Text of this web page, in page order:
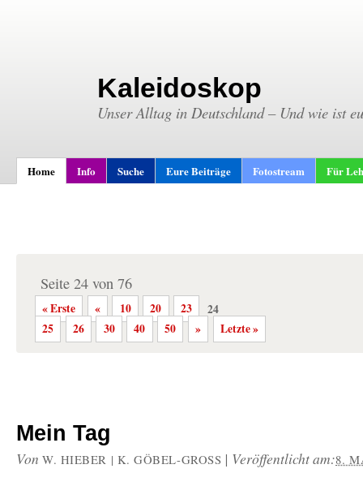
Kaleidoskop
Unser Alltag in Deutschland – Und wie ist
Home Info Suche Eure Beiträge Fotostream Für
Seite 24 von 76
« Erste « 10 20 23
24
25
26 30 40 50 » Letzte »
Mein Tag
Von W. HIEBER | K. GÖBEL-GROSS | Veröffentlicht am:8.